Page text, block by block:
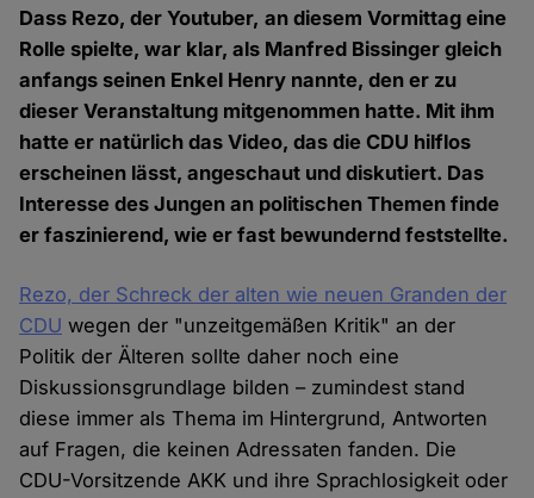
Dass Rezo, der Youtuber, an diesem Vormittag eine
Rolle spielte, war klar, als Manfred Bissinger gleich
anfangs seinen Enkel Henry nannte, den er zu
dieser Veranstaltung mitgenommen hatte. Mit ihm
hatte er natürlich das Video, das die CDU hilflos
erscheinen lässt, angeschaut und diskutiert. Das
Interesse des Jungen an politischen Themen finde
er faszinierend, wie er fast bewundernd feststellte.
Rezo, der Schreck der alten wie neuen Granden der
CDU wegen der "unzeitgemäßen Kritik" an der
Politik der Älteren sollte daher noch eine
Diskussionsgrundlage bilden – zumindest stand
diese immer als Thema im Hintergrund, Antworten
auf Fragen, die keinen Adressaten fanden. Die
CDU-Vorsitzende AKK und ihre Sprachlosigkeit oder